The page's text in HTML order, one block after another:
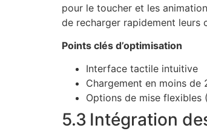
pour le toucher et les
de recharger rapidement leurs
Points clés d’optimisation
Interface tactile intuitive
Chargement en moins de
Options de mise flexibles
5.3 Intégration